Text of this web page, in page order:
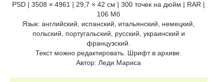
PSD | 3508 × 4961 | 29,7 × 42 см | 300 точек на дюйм | RAR |
106 Мб
Язык: английский, испанский, итальянский, немецкий,
польский, португальский, русский, украинский и
французский.
Текст можно редактировать. Шрифт в архиве.
Автор: Леди Мариса